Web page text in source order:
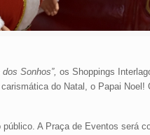
dos Sonhos”, os Shoppings
do Natal, o Papai
A Praça de Eventos será